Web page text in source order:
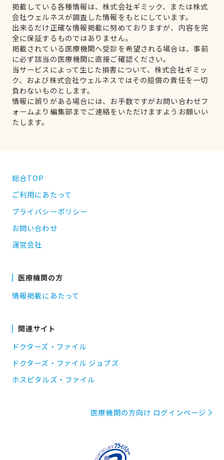
掲載している各種情報は、株式会社ギミック、または株式
会社ウェルネスが調査した情報をもとにしています。
出来るだけ正確な情報掲載に努めておりますが、内容を完
全に保証するものではありません。
掲載されている医療機関へ受診を希望される場合は、事前
に必ず該当の医療機関に直接ご確認ください。
当サービスによって生じた損害について、株式会社ギミッ
ク、および株式会社ウェルネスではその賠償の責任を一切
負わないものとします。
情報に誤りがある場合には、お手数ですがお問い合わせフ
ォームより編集部までご連絡をいただけますようお願いい
たします。
総合TOP
ご利用にあたって
プライバシーポリシー
お問い合わせ
運営会社
医療機関の方
情報掲載にあたって
関連サイト
ドクターズ・ファイル
ドクターズ・ファイル ジョブズ
ホスピタルズ・ファイル
医療機関の方向け ログインページ